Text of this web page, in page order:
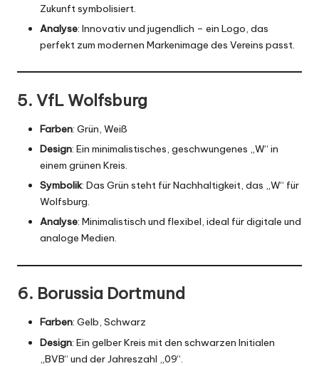
Zukunft symbolisiert.
Analyse: Innovativ und jugendlich – ein Logo, das
perfekt zum modernen Markenimage des Vereins passt.
5. VfL Wolfsburg
Farben: Grün, Weiß
Design: Ein minimalistisches, geschwungenes „W“ in
einem grünen Kreis.
Symbolik: Das Grün steht für Nachhaltigkeit, das „W“ für
Wolfsburg.
Analyse: Minimalistisch und flexibel, ideal für digitale und
analoge Medien.
6. Borussia Dortmund
Farben: Gelb, Schwarz
Design: Ein gelber Kreis mit den schwarzen Initialen
„BVB“ und der Jahreszahl „09“.